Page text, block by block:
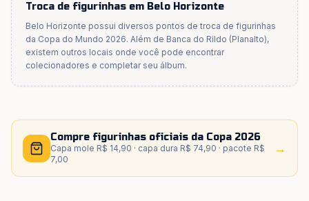
Troca de figurinhas em Belo Horizonte
Belo Horizonte possui diversos pontos de troca de figurinhas
da Copa do Mundo 2026. Além de Banca do Rildo (Planalto),
existem outros locais onde você pode encontrar
colecionadores e completar seu álbum.
Compre figurinhas oficiais da Copa 2026
Capa mole R$ 14,90 · capa dura R$ 74,90 · pacote R$
7,00
→